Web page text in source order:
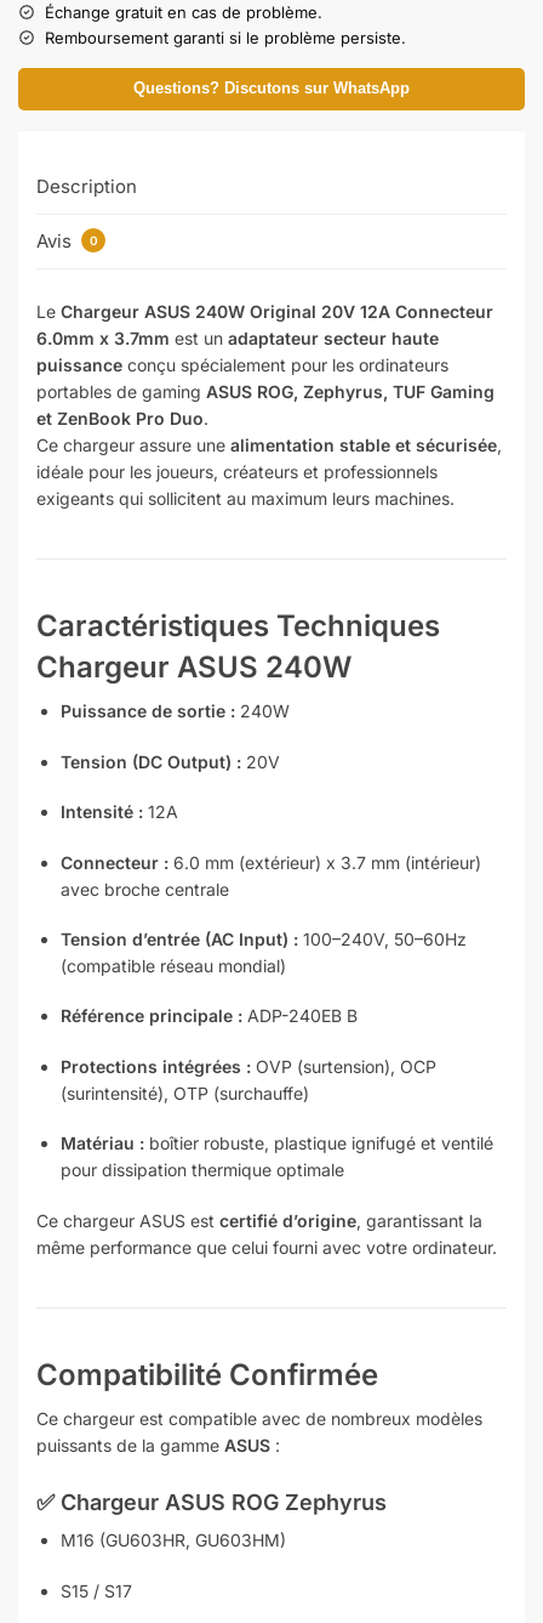
Échange gratuit en cas de problème.
Remboursement garanti si le problème persiste.
Questions? Discutons sur WhatsApp
Description
Avis 0
Le Chargeur ASUS 240W Original 20V 12A Connecteur
6.0mm x 3.7mm est un adaptateur secteur haute
puissance conçu spécialement pour les ordinateurs
portables de gaming ASUS ROG, Zephyrus, TUF Gaming
et ZenBook Pro Duo.
Ce chargeur assure une alimentation stable et sécurisée,
idéale pour les joueurs, créateurs et professionnels
exigeants qui sollicitent au maximum leurs machines.
Caractéristiques Techniques
Chargeur ASUS 240W
Puissance de sortie : 240W
Tension (DC Output) : 20V
Intensité : 12A
Connecteur : 6.0 mm (extérieur) x 3.7 mm (intérieur)
avec broche centrale
Tension d’entrée (AC Input) : 100–240V, 50–60Hz
(compatible réseau mondial)
Référence principale : ADP-240EB B
Protections intégrées : OVP (surtension), OCP
(surintensité), OTP (surchauffe)
Matériau : boîtier robuste, plastique ignifugé et ventilé
pour dissipation thermique optimale
Ce chargeur ASUS est certifié d’origine, garantissant la
même performance que celui fourni avec votre ordinateur.
Compatibilité Confirmée
Ce chargeur est compatible avec de nombreux modèles
puissants de la gamme ASUS :
✅ Chargeur ASUS ROG Zephyrus
M16 (GU603HR, GU603HM)
S15 / S17